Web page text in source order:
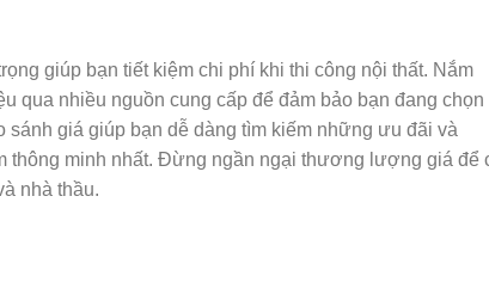
giúp bạn tiết kiệm chi phí khi thi công nội thất. Nắm
qua nhiều nguồn cung cấp để đảm bảo bạn đang chọn
giá giúp bạn dễ dàng tìm kiếm những ưu đãi và
thông minh nhất. Đừng ngần ngại thương lượng giá để
nhà thầu.